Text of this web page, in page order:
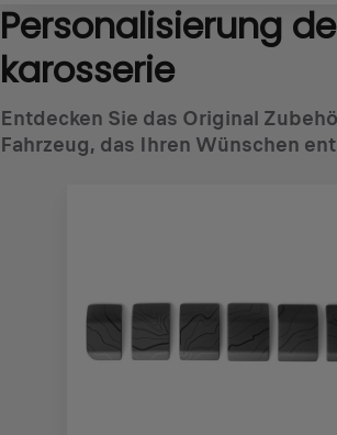
Personalisierung
karosserie
Entdecken Sie das Original
Fahrzeug, das Ihren Wünschen